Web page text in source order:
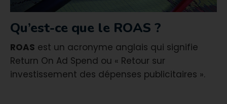
Qu’est-ce que le ROAS ?
ROAS est un acronyme anglais qui signifie
Return On Ad Spend ou « Retour sur
investissement des dépenses publicitaires ».